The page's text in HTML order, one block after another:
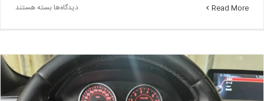
Read More دیدگاه‌ها برای
ام
و
–
ریموت
بسته هستند